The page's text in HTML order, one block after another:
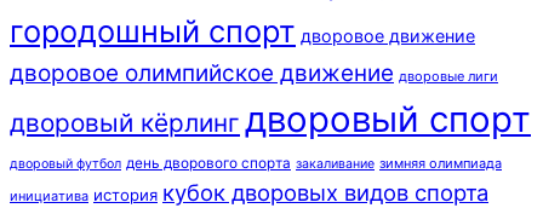
городошный спорт дворовое движение
дворовое олимпийское движение дворовые лиги
дворовый кёрлинг дворовый спорт
дворовый футбол день дворового спорта закаливание зимняя олимпиада
инициатива история кубок дворовых видов спорта